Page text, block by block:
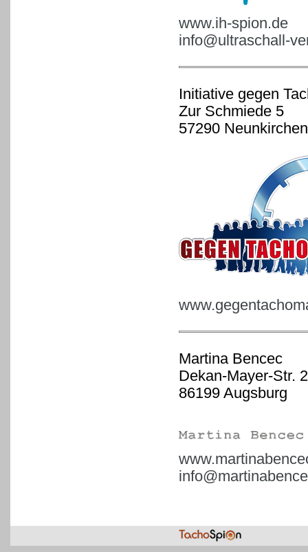
www.ih-spion.de
info@ultraschall-
Initiative gegen
Zur Schmiede 5
57290 Neunkirchen
Martina Bencec
Dekan-Mayer-Str. 2
86199 Augsburg